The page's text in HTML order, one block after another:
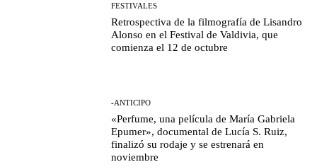
FESTIVALES
Retrospectiva de la filmografía de Lisandro
Alonso en el Festival de Valdivia, que
comienza el 12 de octubre
-ANTICIPO
«Perfume, una película de María Gabriela
Epumer», documental de Lucía S. Ruiz,
finalizó su rodaje y se estrenará en
noviembre